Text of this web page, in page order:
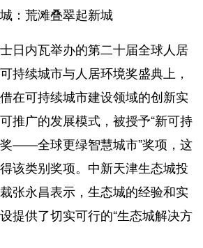
：荒滩叠翠起新城
内瓦举办的第二十届全球人居
持续城市与人居环境奖盛典上，
在可持续城市建设领域的创新实
推广的发展模式，被授予“新可持
——全球更绿智慧城市”奖项，这
该类别奖项。中新天津生态城投
张永昌表示，生态城的经验和实
提供了切实可行的“生态城解决方